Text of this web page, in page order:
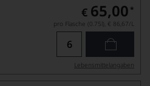
€ 65,00 *
pro Flasche (0.75l), € 86,67/L
Lebensmittel­angaben